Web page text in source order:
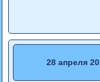
28 апреля